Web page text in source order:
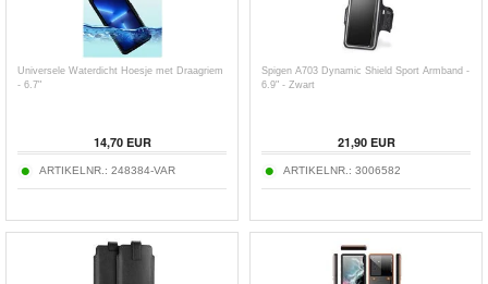
Universele Waterdicht Hoesje met Draagriem
- 6.7"
14,70EUR
ARTIKELNR.: 248384-VAR
Spigen A703 Dynamic Shield Sport Armband -
6.9" - Zwart
21,90EUR
ARTIKELNR.: 3006582